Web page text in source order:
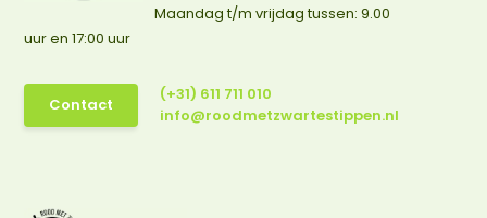
Maandag t/m vrijdag tussen: 9.00
uur en 17:00 uur
Contact
(+31) 611 711 010
info@roodmetzwartestippen.nl